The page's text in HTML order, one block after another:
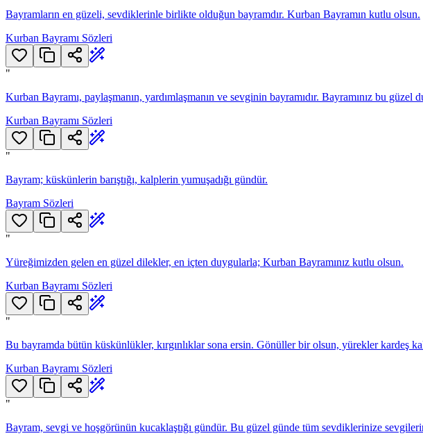
Bayramların en güzeli, sevdiklerinle birlikte olduğun bayramdır. Kurban Bayramın kutlu olsun.
Kurban Bayramı Sözleri
"
Kurban Bayramı, paylaşmanın, yardımlaşmanın ve sevginin bayramıdır. Bayramınız bu güzel
Kurban Bayramı Sözleri
"
Bayram; küskünlerin barıştığı, kalplerin yumuşadığı gündür.
Bayram Sözleri
"
Yüreğimizden gelen en güzel dilekler, en içten duygularla; Kurban Bayramınız kutlu olsun.
Kurban Bayramı Sözleri
"
Bu bayramda bütün küskünlükler, kırgınlıklar sona ersin. Gönüller bir olsun, yürekler kardeş
Kurban Bayramı Sözleri
"
Bayram, sevgi ve hoşgörünün kucaklaştığı gündür. Bu güzel günde tüm sevdiklerinize